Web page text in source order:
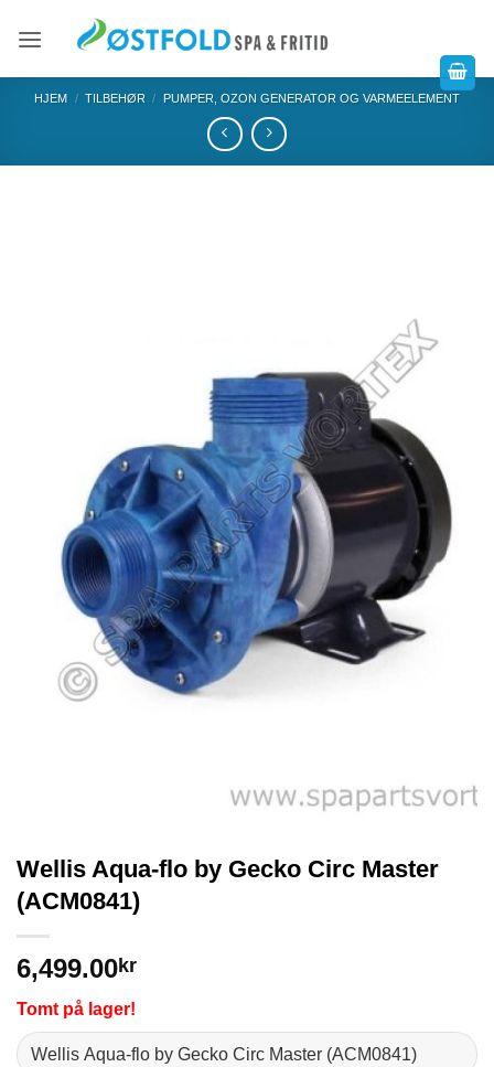
HJEM / TILBEHØR / PUMPER, OZON GENERATOR OG VARMEELEMENT
Wellis Aqua-flo by Gecko Circ Master
(ACM0841)
6,499.00kr
Tomt på lager!